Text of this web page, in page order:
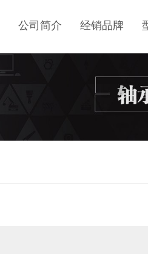
公司简介 经销品牌